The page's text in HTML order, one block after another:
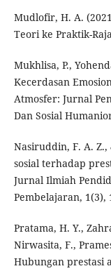
Mudlofir, H. A.
Teori ke Praktik-
Mukhlisa, P.,
Kecerdasan
Atmosfer: Jurnal
Dan Sosial
Nasiruddin, F. A. Z.,
sosial terhadap
Jurnal Ilmiah
Pembelajaran, 1(3),
Pratama, H. Y.,
Nirwasita, F.,
Hubungan prestasi